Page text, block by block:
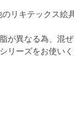
リキテックス絵
異なる為、混ぜ
ーズをお使いく